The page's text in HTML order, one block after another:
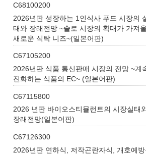
C68100200
2026년판 성장하는 1인식사 푸드 시장의
태와 장래전망 ~솔로 시장의 확대가 가져올
새로운 식탁 니즈~(일본어판)
C67105200
2026년판 식품 통신판매 시장의 전망 ~계
진화하는 식품의 EC~ (일본어판)
C67115800
2026 년판 바이오스티뮬런트의 시장실태
장래전망(일본어판)
C67126300
2026년판 연하식, 저작곤란자식, 개호예방